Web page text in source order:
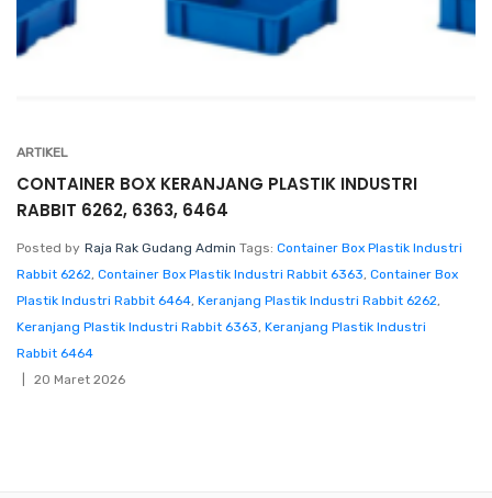
ARTIKEL
CONTAINER BOX KERANJANG PLASTIK INDUSTRI
RABBIT 6262, 6363, 6464
Posted by Raja Rak Gudang Admin Tags: Container Box Plastik Industri
Rabbit 6262, Container Box Plastik Industri Rabbit 6363, Container Box
Plastik Industri Rabbit 6464, Keranjang Plastik Industri Rabbit 6262,
Keranjang Plastik Industri Rabbit 6363, Keranjang Plastik Industri
Rabbit 6464
20 Maret 2026